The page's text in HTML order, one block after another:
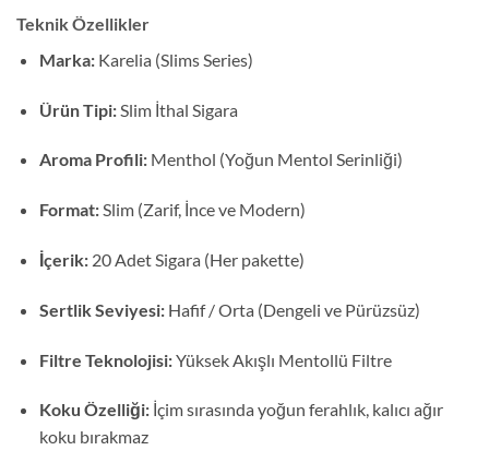
Teknik Özellikler
Marka:Karelia (Slims Series)
Ürün Tipi:Slim İthal Sigara
Aroma Profili:Menthol (Yoğun Mentol Serinliği)
Format:Slim (Zarif, İnce ve Modern)
İçerik:20 Adet Sigara (Her pakette)
Sertlik Seviyesi:Hafif / Orta (Dengeli ve Pürüzsüz)
Filtre Teknolojisi:Yüksek Akışlı Mentollü Filtre
Koku Özelliği:İçim sırasında yoğun ferahlık, kalıcı ağır
koku bırakmaz